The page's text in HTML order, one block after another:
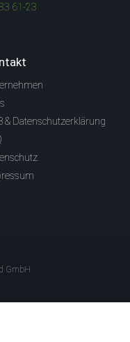
61-23
& Datenschutzerklärung
GmbH